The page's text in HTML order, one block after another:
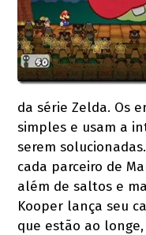
da série Zelda. Os
simples e usam a
serem
cada parceiro de
além de saltos e
Kooper lança seu
que estão ao